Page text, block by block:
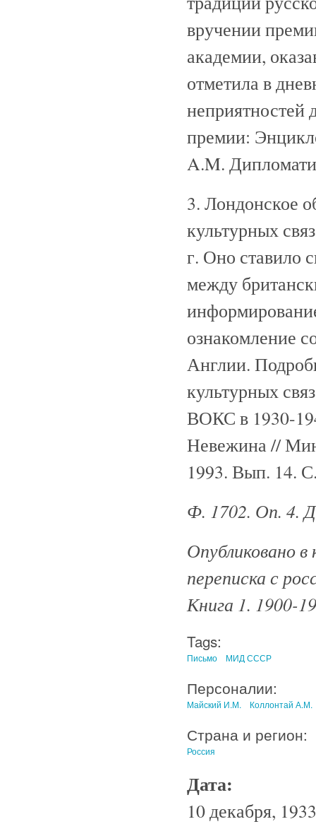
вручении
академии,
отметила в
неприятностей
премии:
A.M.
3. Лондонское
культурных
г. Оно ставило
между
ознакомление
Англии.
культурных
ВОКС в 1930-
Невежина //
1993. Вып. 14.
Ф. 1702. Оп. 4.
Опубликовано
переписка с
Книга 1. 1900-
Tags:
Письмо МИД СССР
Персоналии:
Майский И.М. Коллонтай А.М.
Страна и регион:
Россия
Дата:
10 декабря,